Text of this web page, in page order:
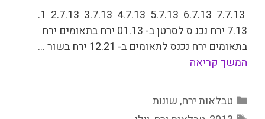
7.7.13 6.7.13 5.7.13 4.7.13 3.7.13 2.7.13 1.
7.13 ירח נכנ ס לסרטן ב- 01.13 ירח בתאומים ירח
בתאומים ירח נכנס לתאומים ב- 12.21 ירח בשור …
המשך קריאה
קטגוריות
טבלאות ירח,שונות